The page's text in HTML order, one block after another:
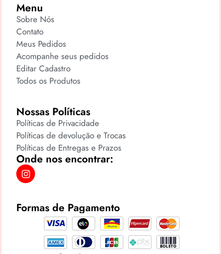
Menu
Sobre Nós
Contato
Meus Pedidos
Acompanhe seus pedidos
Editar Cadastro
Todos os Produtos
Nossas Políticas
Políticas de Privacidade
Políticas de devolução e Trocas
Políticas de Entregas e Prazos
Onde nos encontrar:
Formas de Pagamento